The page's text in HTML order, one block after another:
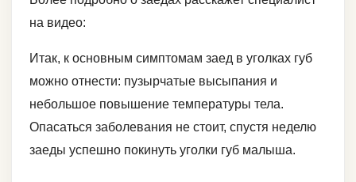
на видео:
Итак, к основным симптомам заед в уголках губ
можно отнести: пузырчатые высыпания и
небольшое повышение температуры тела.
Опасаться заболевания не стоит, спустя неделю
заеды успешно покинуть уголки губ малыша.